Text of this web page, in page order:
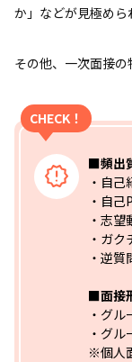
か」などが見極めら
その他、一次面接の
CHECK！
■頻出
・自己
・自己
・志望
・ガク
・逆質
■面接
・グル
・グ
※個人